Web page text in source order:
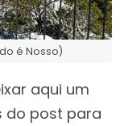
é Nosso)
aqui um
do post para